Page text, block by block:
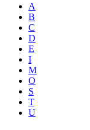
A
B
C
D
E
I
M
O
S
T
U